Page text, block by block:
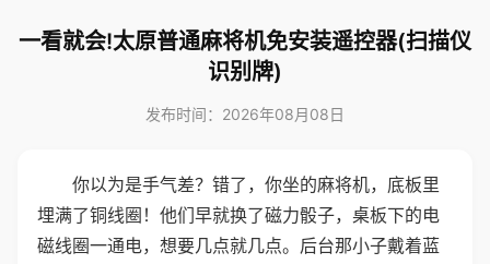
一看就会!太原普通麻将机免安装遥控器(扫描仪
识别牌)
发布时间：2026年08月08日
你以为是手气差？错了，你坐的麻将机，底板里
埋满了铜线圈！他们早就换了磁力骰子，桌板下的电
磁线圈一通电，想要几点就几点。后台那小子戴着蓝